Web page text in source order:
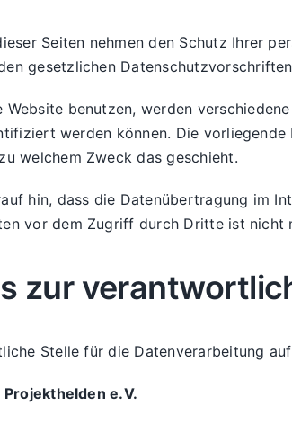
Seiten nehmen den Schutz Ihrer
gesetzlichen
Website benutzen, werden
werden können. Die
welchem Zweck das geschieht.
hin, dass die Datenübertragung im
vor dem Zugriff durch Dritte ist nicht
zur
Stelle für die Datenverarbeitung
e.V.